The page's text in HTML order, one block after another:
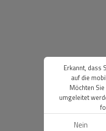
Erkannt, dass
auf die
Möchten
umgeleitet
Nein